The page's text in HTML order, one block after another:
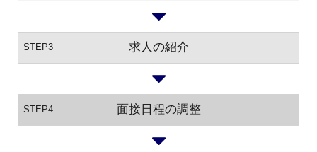
STEP3 求人の紹介
STEP4 面接日程の調整